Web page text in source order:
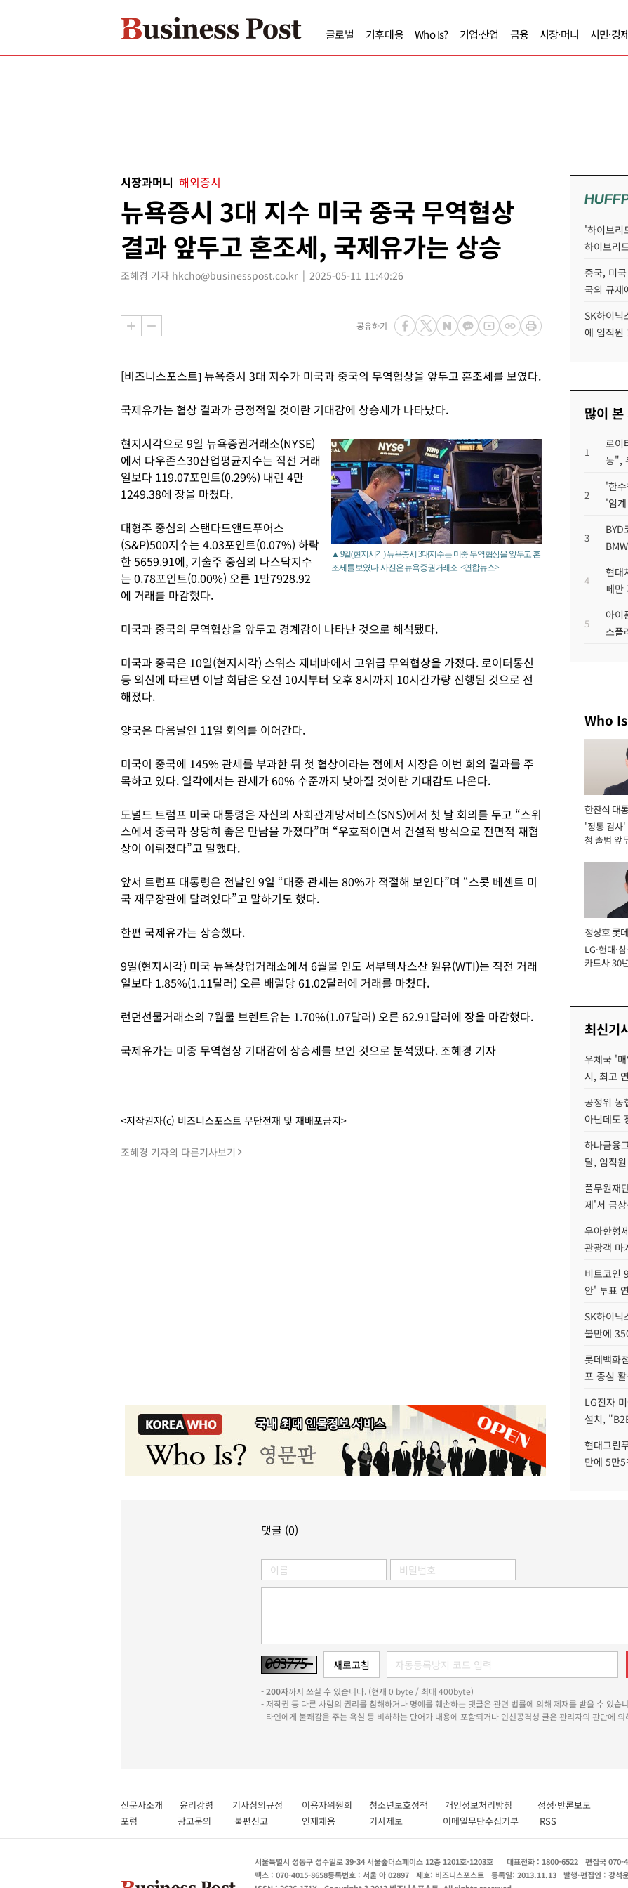
글로벌 기후대응 Who Is? 기업·산업 금융 시장·머니 시민·경
시장과머니 해외증시
뉴욕증시 3대 지수 미국 중국 무역협상
결과 앞두고 혼조세, 국제유가는 상승
조혜경 기자 hkcho@businesspost.co.kr 2025-05-11 11:40:26
공유하기
[비즈니스포스트] 뉴욕증시 3대 지수가 미국과 중국의 무역협상을 앞두고 혼조세를 보였다.
국제유가는 협상 결과가 긍정적일 것이란 기대감에 상승세가 나타났다.
▲ 9일(현지시각) 뉴욕증시 3대지수는 미중 무역협상을 앞두고 혼
조세를 보였다. 사진은 뉴욕증권거래소. <연합뉴스>
현지시각으로 9일 뉴욕증권거래소(NYSE)
에서 다우존스30산업평균지수는 직전 거래
일보다 119.07포인트(0.29%) 내린 4만
1249.38에 장을 마쳤다.
대형주 중심의 스탠다드앤드푸어스
(S&P)500지수는 4.03포인트(0.07%) 하락
한 5659.91에, 기술주 중심의 나스닥지수
는 0.78포인트(0.00%) 오른 1만7928.92
에 거래를 마감했다.
미국과 중국의 무역협상을 앞두고 경계감이 나타난 것으로 해석됐다.
미국과 중국은 10일(현지시각) 스위스 제네바에서 고위급 무역협상을 가졌다. 로이터통신
등 외신에 따르면 이날 회담은 오전 10시부터 오후 8시까지 10시간가량 진행된 것으로 전
해졌다.
양국은 다음날인 11일 회의를 이어간다.
미국이 중국에 145% 관세를 부과한 뒤 첫 협상이라는 점에서 시장은 이번 회의 결과를 주
목하고 있다. 일각에서는 관세가 60% 수준까지 낮아질 것이란 기대감도 나온다.
도널드 트럼프 미국 대통령은 자신의 사회관계망서비스(SNS)에서 첫 날 회의를 두고 “스위
스에서 중국과 상당히 좋은 만남을 가졌다”며 “우호적이면서 건설적 방식으로 전면적 재협
상이 이뤄졌다”고 말했다.
앞서 트럼프 대통령은 전날인 9일 “대중 관세는 80%가 적절해 보인다”며 “스콧 베센트 미
국 재무장관에 달려있다”고 말하기도 했다.
한편 국제유가는 상승했다.
9일(현지시각) 미국 뉴욕상업거래소에서 6월물 인도 서부텍사스산 원유(WTI)는 직전 거래
일보다 1.85%(1.11달러) 오른 배럴당 61.02달러에 거래를 마쳤다.
런던선물거래소의 7월물 브렌트유는 1.70%(1.07달러) 오른 62.91달러에 장을 마감했다.
국제유가는 미중 무역협상 기대감에 상승세를 보인 것으로 분석됐다. 조혜경 기자
<저작권자(c) 비즈니스포스트 무단전재 및 재배포금지>
조혜경 기자의 다른기사보기
'하이브리
하이브리
중국, 미
국의 규제
SK하이
에 임직원
많이 본
1
로이
동",
2
'한
'임
3
BYD
4
현대
페만
5
아이
스플
Who
한찬식 대
서관
'정통 검사'
청 출범 앞
정상호 롯
장
LG·현대·
카드사 30
최신기
우체국 '
시, 최고
공정위 농
아닌데도
하나금융
달, 임직
풀무원재
제'서 금
우아한형
관광객 마
비트코인
안' 투표
SK하이닉
불만에
롯데백화
포 중심
LG전자
설치,
현대그린
만에 5만
댓글 (0)
-200자까지 쓰실 수 있습니다. (현재 0 byte / 최대 400byte)
- 저작권 등 다른 사람의 권리를 침해하거나 명예를 훼손하는 댓글은 관련 법률에 의해 제재를 받을 수 있습
- 타인에게 불쾌감을 주는 욕설 등 비하하는 단어가 내용에 포함되거나 인신공격성 글은 관리자의 판단에 의
신문사소개 윤리강령 기사심의규정 이용자위원회 청소년보호정책 개인정보처리방침 정정·반론보도
포럼
광고문의 불편신고 인재채용 기사제보 이메일무단수집거부 RSS
서울특별시 성동구 성수일로 39-34 서울숲더스페이스 12층 1201호-1203호 대표전화 : 1800-6522 편집국 070-
팩스 : 070-4015-8658등록번호 : 서울 아 02897 제호: 비즈니스포스트 등록일: 2013.11.13 발행·편집인 : 강석